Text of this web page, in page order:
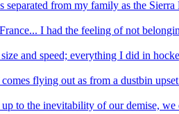
from my family as the
I had the feeling of not
and speed; everything I did in
flying out as from a dustbin
up to the inevitability of our demise,